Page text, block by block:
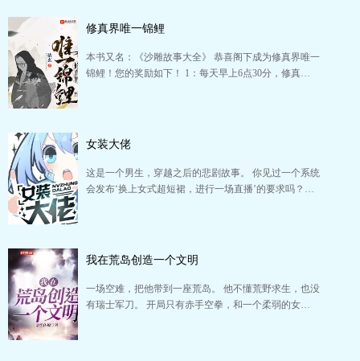
修真界唯一锦鲤
本书又名：《沙雕故事大全》 恭喜阁下成为修真界唯一
锦鲤！您的奖励如下！ 1：每天早上6点30分，修真…
女装大佬
这是一个男生，穿越之后的悲剧故事。 你见过一个系统
会发布‘换上女式超短裙，进行一场直播’的要求吗？…
我在荒岛创造一个文明
一场空难，把他带到一座荒岛。 他不懂荒野求生，也没
有瑞士军刀。 开局只有赤手空拳，和一个柔弱的女…